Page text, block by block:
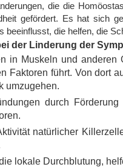
die die
gefördert. Es hat sich
beeinflusst, die helfen, die
der Linderung der
in Muskeln und
Faktoren führt. Von dort
umzugehen.
durch
natürlicher
lokale Durchblutung,